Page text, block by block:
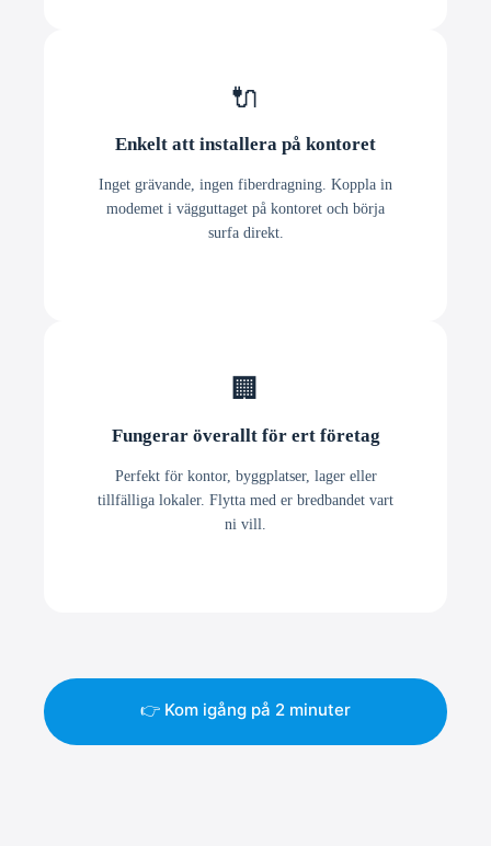
🔌
Enkelt att installera på kontoret
Inget grävande, ingen fiberdragning. Koppla in
modemet i vägguttaget på kontoret och börja
surfa direkt.
🏢
Fungerar överallt för ert företag
Perfekt för kontor, byggplatser, lager eller
tillfälliga lokaler. Flytta med er bredbandet vart
ni vill.
👉 Kom igång på 2 minuter